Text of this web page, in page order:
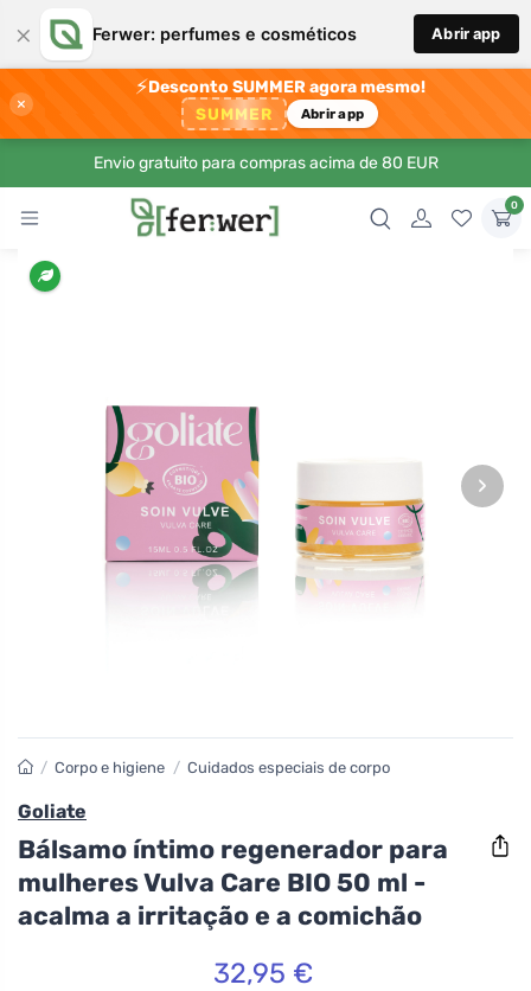
× Ferwer: perfumes e cosméticos Abrir app
×
⚡Desconto SUMMER agora mesmo!
SUMMER Abrir app
Envio gratuito para compras acima de 80 EUR
0
›
/ Corpo e higiene / Cuidados especiais de corpo
Goliate
Bálsamo íntimo regenerador para
mulheres Vulva Care BIO 50 ml -
acalma a irritação e a comichão
32,95 €